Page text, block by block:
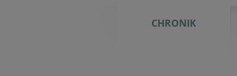
CHRONIK